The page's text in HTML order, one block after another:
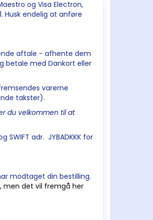
og Visa Electron,
Husk endelig at anføre
aftale - afhente dem
betale med Dankort eller
varerne
takster).
du velkommen til at
SWIFT adr. JYBADKKK for
modtaget din bestilling.
men det vil fremgå her